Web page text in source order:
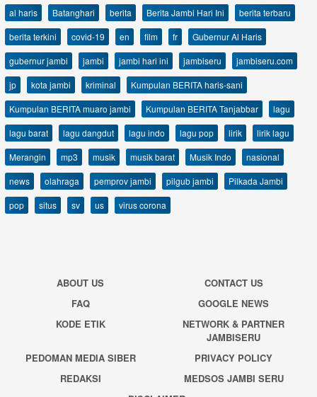
al haris Batanghari berita Berita Jambi Hari Ini
berita terbaru
berita terkini
covid-19 en film fr
Gubernur Al Haris
gubernur jambi
jambi jambi hari ini jambiseru
jambiseru.com
jp
kota jambi kriminal
Kumpulan BERITA haris-sani
Kumpulan BERITA muaro jambi
Kumpulan BERITA Tanjabbar
lagu
lagu barat
lagu dangdut lagu indo lagu pop lirik
lirik lagu
Merangin
mp3 musik musik barat Musik Indo
nasional
news
olahraga pemprov jambi pilgub jambi
Pilkada Jambi
pop
situs sv us virus corona
ABOUT US
CONTACT US
FAQ
GOOGLE NEWS
KODE ETIK
NETWORK & PARTNER
JAMBISERU
PEDOMAN MEDIA SIBER
PRIVACY POLICY
REDAKSI
MEDSOS JAMBI SERU